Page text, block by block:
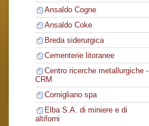
Ansaldo Cogne
Ansaldo Coke
Breda siderurgica
Cementerie litoranee
Centro ricerche metallurgiche -
CRM
Cornigliano spa
Elba S.A. di miniere e di
altiforni